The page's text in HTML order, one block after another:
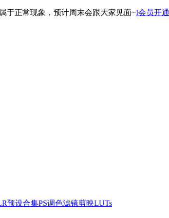
于正常现象，预计周末会跟大家见面~I会员开通
预设合集PS调色滤镜剪映LUTs